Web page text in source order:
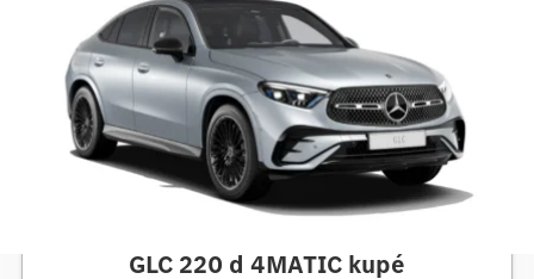
GLC 220 d 4MATIC kupé